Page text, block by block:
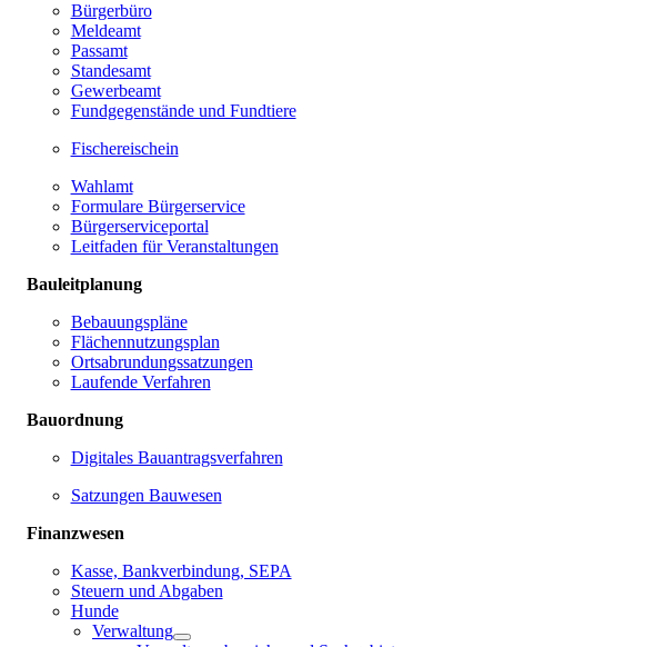
Bürgerbüro
Meldeamt
Passamt
Standesamt
Gewerbeamt
Fundgegenstände und Fundtiere
Fischereischein
Wahlamt
Formulare Bürgerservice
Bürgerserviceportal
Leitfaden für Veranstaltungen
Bauleitplanung
Bebauungspläne
Flächennutzungsplan
Ortsabrundungssatzungen
Laufende Verfahren
Bauordnung
Digitales Bauantragsverfahren
Satzungen Bauwesen
Finanzwesen
Kasse, Bankverbindung, SEPA
Steuern und Abgaben
Hunde
Verwaltung